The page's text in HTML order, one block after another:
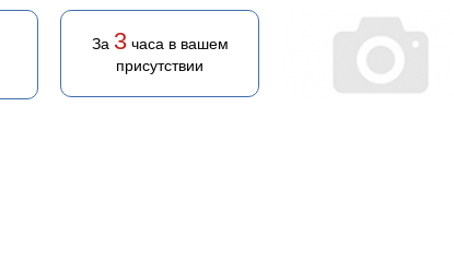
За 3часа в вашем
присутствии